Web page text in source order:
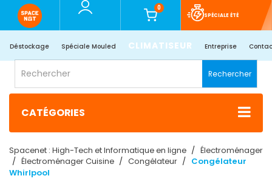
0
SPÉCIALE ÉTÉ
Déstockage Spéciale Mouled CLIMATISEUR Entreprise
Rechercher
CATÉGORIES
Spacenet : High-Tech et Informatique en ligne
Électroménager
Électroménager Cuisine
Congélateur
Congélateur
Whirlpool